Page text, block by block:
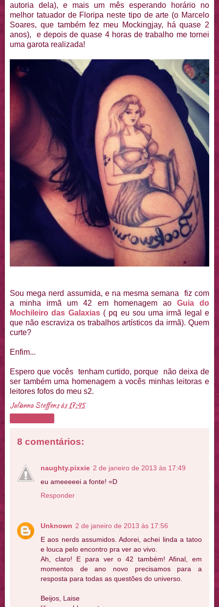
autoria dela), e mais um mês esperando horário no
melhor tatuador de Floripa neste tipo de arte (o Marcelo
Soares, que também fez meu Mockingjay, há quase 2
anos), e depois de quase 4 horas de trabalho me tornei
uma garota realizada!
Sou mega nerd assumida, e na mesma semana fiz com
a minha irmã um 42 em homenagem ao Guia do
Mochileiro das Galaxias( pq eu sou uma irmã legal e
que não escraviza os trabalhos artísticos da irmã). Quem
curte?
Enfim...
Espero que vocês tenham curtido, porque não deixa de
ser também uma homenagem a vocês minhas leitoras e
leitores fofos do meu s2.
Julianna Steffensàs 17:45
8 comentários:
naughty.pixxie 2 de janeiro de 2013 às 17:49
eu ameeeeei a fonte! =D
Responder
Unknown 2 de janeiro de 2013 às 17:56
E aos nerds assumidos. Adorei, achei linda a tatoo
e louca pelo encontro pra ver ao vivo.
Ah, claro! E para ver o 42 também! Afinal, em
momentos de ano novo precisamos para a
resposta para todas as questões do universo.
Beijos, Laise